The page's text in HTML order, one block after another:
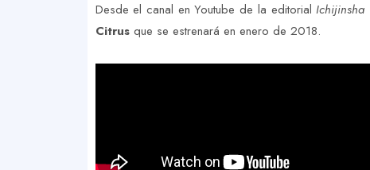
Desde el canal en Youtube de la editorialIchijinsha
Citrusque se estrenará en enero de 2018.